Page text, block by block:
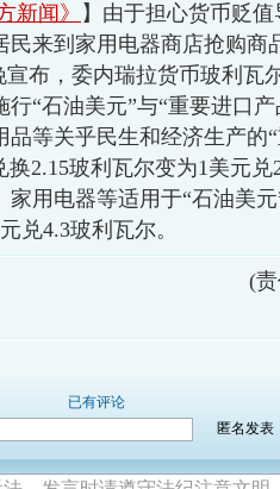
新闻》
】由于担心货币贬
民来到家用电器商店抢购商
宣布，委内瑞拉货币玻利瓦
行“石油美元”与“重要进口
品等关乎民生和经济生产的
换2.15玻利瓦尔变为1美元
家用电器等适用于“石油美
兑4.3玻利瓦尔。
(
已有评论
匿名发表